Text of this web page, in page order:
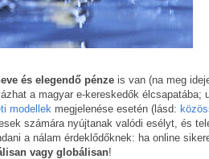
és elegendő pénze is van (na meg
a magyar e-kereskedők élcsapatába;
modellek megjelenése esetén (lásd:
számára nyújtanak valódi esélyt, és
a nálam érdeklődőknek: ha online
vagy globálisan!